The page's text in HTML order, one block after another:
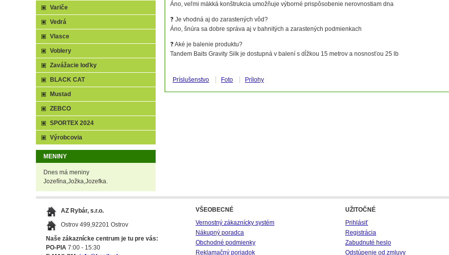
Áno, veľmi mäkká konštrukcia umožňuje výborné prispôsobenie nerovnostiam dna
❓ Je vhodná aj do zarastených vôd?
Áno, šnúra sa dobre správa aj v bahnitých a zarastených podmienkach
❓ Aké je balenie produktu?
Tandem Baits Gravity Silk je dostupná v balení s dĺžkou 15 metrov a nosnosťou 25 lb
Príslušenstvo Foto Prílohy
Variče
Vedrá
Vlasce
Voblery
Zavážacie loďky
BLACK CAT
Mustad
ZEBCO
SPORTEX 2024
Výrobcovia
MENINY
Dnes má meniny
Jozefína,Jožka,Jozefka.
AZ Rybár, s.r.o.
Ostrov 499,92201 Ostrov
Naše zákaznícke centrum je tu pre vás:
PO-PIA 7:00 - 15:30
VŠEOBECNÉ
Vernostný zákaznícky systém
Nákupný poradca
Obchodné podmienky
Reklamačný poriadok
UŽITOČNÉ
Prihlásiť
Registrácia
Zabudnuté heslo
Odstúpenie od zmluvy